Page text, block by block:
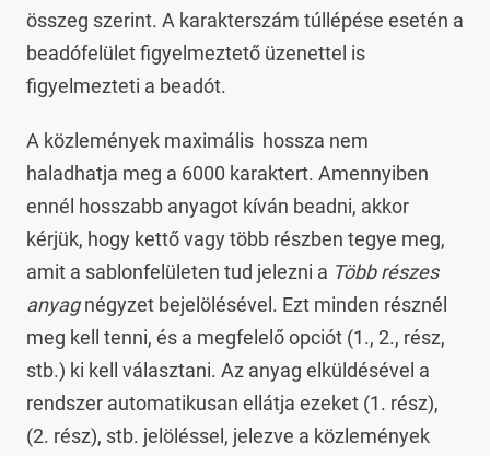
összeg szerint. A karakterszám túllépése esetén a
beadófelület figyelmeztető üzenettel is
figyelmezteti a beadót.
A közlemények maximális hossza nem
haladhatja meg a 6000 karaktert. Amennyiben
ennél hosszabb anyagot kíván beadni, akkor
kérjük, hogy kettő vagy több részben tegye meg,
amit a sablonfelületen tud jelezni a Több részes
anyagnégyzet bejelölésével. Ezt minden résznél
meg kell tenni, és a megfelelő opciót (1., 2., rész,
stb.) ki kell választani. Az anyag elküldésével a
rendszer automatikusan ellátja ezeket (1. rész),
(2. rész), stb. jelöléssel, jelezve a közlemények